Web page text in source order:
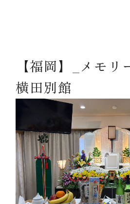
メモリードのお葬
葬儀の流れ
事例
施設案内
【福岡】_メモリ
横田別館